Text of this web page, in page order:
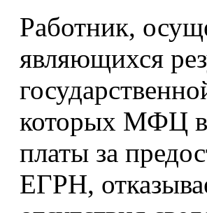
Работник,
являющихся
которых МФЦ
платы за
ЕГРН,